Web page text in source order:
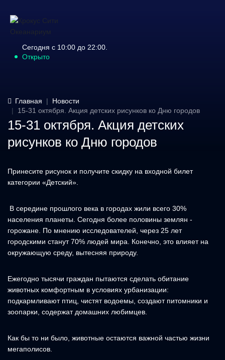
Сегодня с 10:00 до 22:00.
Открыто
Главная
Новости
15-31 октября. Акция детских рисунков ко Дню городов
15-31 октября. Акция детских
рисунков ко Дню городов
Принесите рисунок и получите скидку на входной билет
категории «Детский».
В середине прошлого века в городах жили всего 30%
населения планеты. Сегодня более половины землян -
горожане. По мнению исследователей, через 25 лет
городскими станут 70% людей мира. Конечно, это влияет на
окружающую среду, вытесняя природу.
Ежегодно тысячи граждан пытаются сделать обитание
животных комфортным в условиях урбанизации:
подкармливают птиц, чистят водоемы, создают питомники и
зоопарки, содержат домашних любимцев.
Как бы то ни было, животные остаются важной частью жизни
мегаполисов.